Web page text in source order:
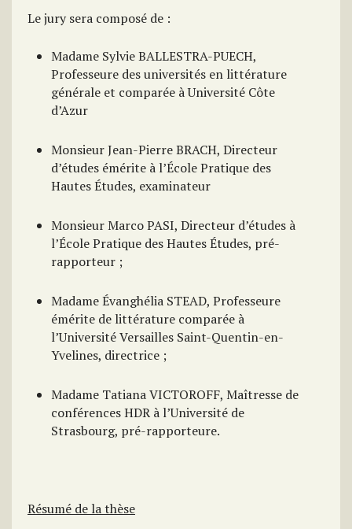
Le jury sera composé de :
Madame Sylvie BALLESTRA-PUECH,
Professeure des universités en littérature
générale et comparée à Université Côte
d’Azur
Monsieur Jean-Pierre BRACH, Directeur
d’études émérite à l’École Pratique des
Hautes Études, examinateur
Monsieur Marco PASI, Directeur d’études à
l’École Pratique des Hautes Études, pré-
rapporteur ;
Madame Évanghélia STEAD, Professeure
émérite de littérature comparée à
l’Université Versailles Saint-Quentin-en-
Yvelines, directrice ;
Madame Tatiana VICTOROFF, Maîtresse de
conférences HDR à l’Université de
Strasbourg, pré-rapporteure.
Résumé de la thèse